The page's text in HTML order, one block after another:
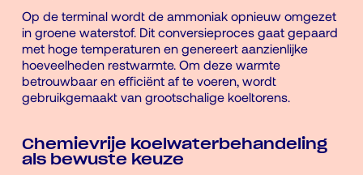
Op de terminal wordt de ammoniak opnieuw omgezet
in groene waterstof. Dit conversieproces gaat gepaard
met hoge temperaturen en genereert aanzienlijke
hoeveelheden restwarmte. Om deze warmte
betrouwbaar en efficiënt af te voeren, wordt
gebruikgemaakt van grootschalige koeltorens.
Chemievrije koelwaterbehandeling
als bewuste keuze